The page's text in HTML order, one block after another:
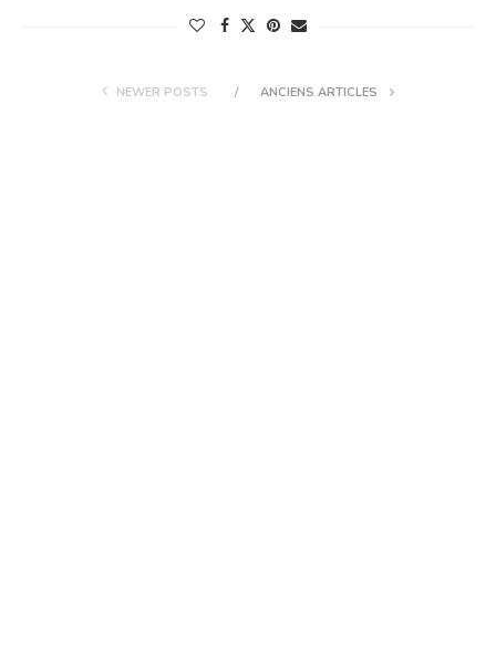
NEWER POSTS ANCIENS ARTICLES